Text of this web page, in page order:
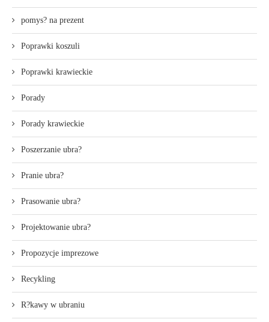
pomys? na prezent
Poprawki koszuli
Poprawki krawieckie
Porady
Porady krawieckie
Poszerzanie ubra?
Pranie ubra?
Prasowanie ubra?
Projektowanie ubra?
Propozycje imprezowe
Recykling
R?kawy w ubraniu